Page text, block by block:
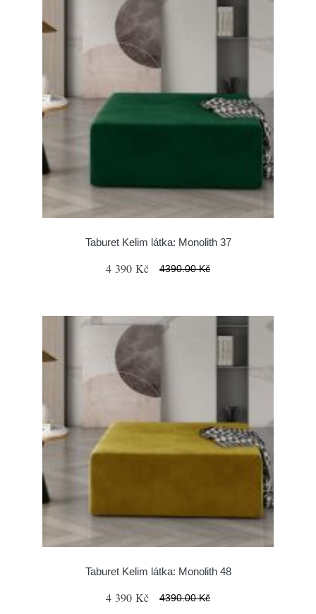
Taburet Kelim látka: Monolith 37
4 390 Kč 4390.00 Kč
Taburet Kelim látka: Monolith 48
4 390 Kč 4390.00 Kč